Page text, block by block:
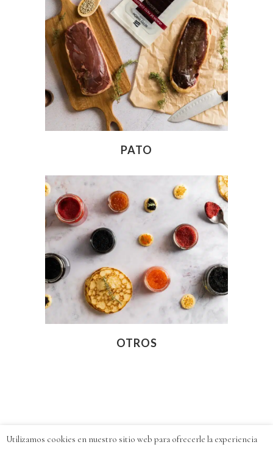
PATO
OTROS
Utilizamos cookies en nuestro sitio web para ofrecerle la experiencia